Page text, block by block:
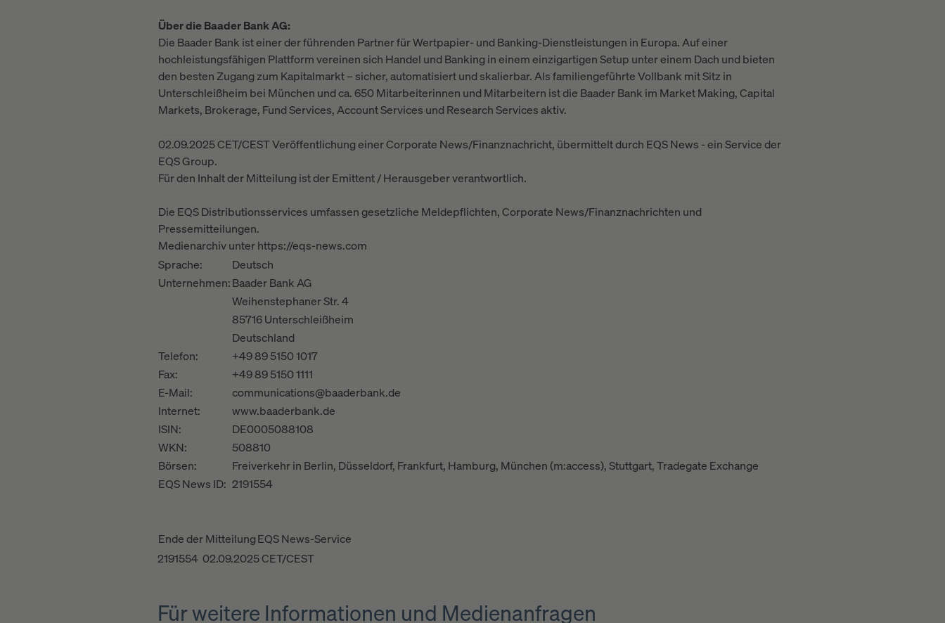
Über die Baader Bank AG:
Die Baader Bank ist einer der führenden Partner für Wertpapier- und Banking-Dienstleistungen in Europa. Auf einer
hochleistungsfähigen Plattform vereinen sich Handel und Banking in einem einzigartigen Setup unter einem Dach und bieten
den besten Zugang zum Kapitalmarkt – sicher, automatisiert und skalierbar. Als familiengeführte Vollbank mit Sitz in
Unterschleißheim bei München und ca. 650 Mitarbeiterinnen und Mitarbeitern ist die Baader Bank im Market Making, Capital
Markets, Brokerage, Fund Services, Account Services und Research Services aktiv.
02.09.2025 CET/CEST Veröffentlichung einer Corporate News/Finanznachricht, übermittelt durch EQS News - ein Service der
EQS Group.
Für den Inhalt der Mitteilung ist der Emittent / Herausgeber verantwortlich.
Die EQS Distributionsservices umfassen gesetzliche Meldepflichten, Corporate News/Finanznachrichten und
Pressemitteilungen.
Medienarchiv unter https://eqs-news.com
Sprache:
Deutsch
Unternehmen:Baader Bank AG
Weihenstephaner Str. 4
85716 Unterschleißheim
Deutschland
Telefon:
+49 89 5150 1017
Fax:
+49 89 5150 1111
E-Mail:
communications@baaderbank.de
Internet:
www.baaderbank.de
ISIN:
DE0005088108
WKN:
508810
Börsen:
Freiverkehr in Berlin, Düsseldorf, Frankfurt, Hamburg, München (m:access), Stuttgart, Tradegate Exchange
EQS News ID: 2191554
Ende der MitteilungEQS News-Service
2191554 02.09.2025 CET/CEST
Für weitere Informationen und Medienanfragen